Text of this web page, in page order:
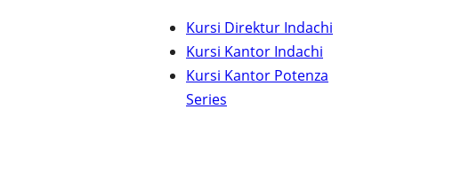
Kursi Direktur Indachi
Kursi Kantor Indachi
Kursi Kantor Potenza
Series